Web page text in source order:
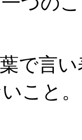
葉で言
こと。